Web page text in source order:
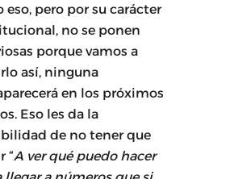
eso, pero por su carácter
no se ponen
porque vamos a
así, ninguna
en los próximos
Eso les da la
de no tener que
“A ver qué puedo hacer